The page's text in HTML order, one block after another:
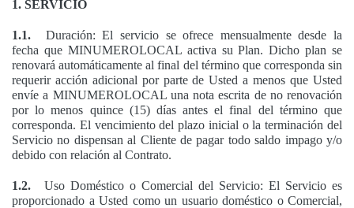
1. SERVICIO
1.1.
Duración: El servicio se ofrece mensualmente desde la
fecha que MINUMEROLOCAL activa su Plan. Dicho plan se
renovará automáticamente al final del término que corresponda sin
requerir acción adicional por parte de Usted a menos que Usted
envíe a MINUMEROLOCAL una nota escrita de no renovación
por lo menos quince (15) días antes el final del término que
corresponda. El vencimiento del plazo inicial o la terminación del
Servicio no dispensan al Cliente de pagar todo saldo impago y/o
debido con relación al Contrato.
1.2.
Uso Doméstico o Comercial del Servicio: El Servicio es
proporcionado a Usted como un usuario doméstico o Comercial,